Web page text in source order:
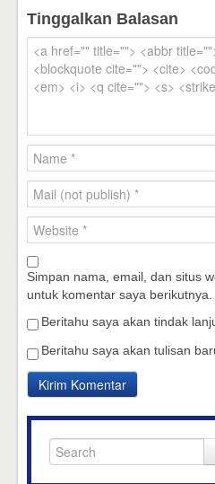
Tinggalkan Balasan
Simpan nama, email, dan situs
untuk komentar saya berikutnya.
Beritahu saya akan tindak
Beritahu saya akan tulisan